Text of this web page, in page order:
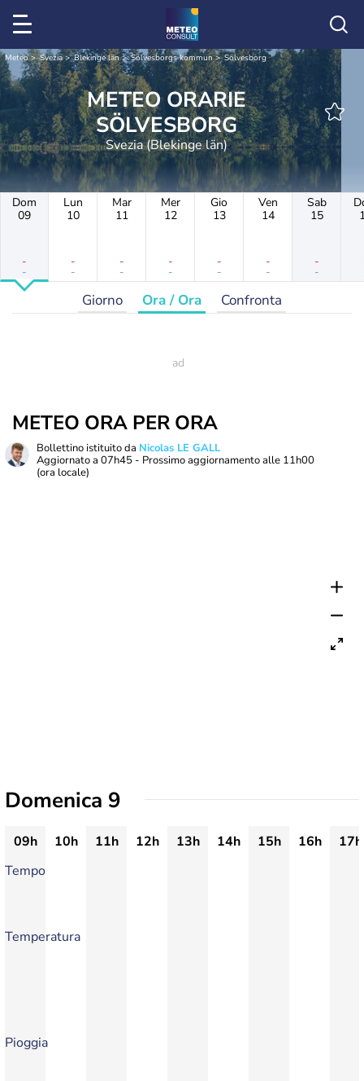
Meteo Svezia Blekinge län Sölvesborgs kommun Sölvesborg
METEO ORARIE
SÖLVESBORG
Svezia (Blekinge län)
Dom
09
-
-
Lun
10
-
-
Mar
11
-
-
Mer
12
-
-
Gio
13
-
-
Ven
14
-
-
Sab
15
-
-
Giorno Ora / Ora Confronta
METEO ORA PER ORA
Bollettino istituito da Nicolas LE GALL
Aggiornato a 07h45 - Prossimo aggiornamento alle 11h00
(ora locale)
Domenica 9
09h 10h 11h 12h 13h 14h 15h 16h
17h
Tempo
Temperatura
Pioggia